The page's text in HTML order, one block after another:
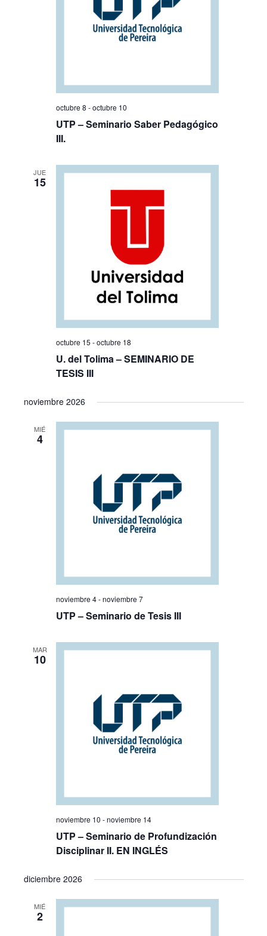
UTP – Seminario Saber Pedagógico
III.
octubre 8 -octubre 10
JUE
15
U. del Tolima – SEMINARIO DE
TESIS III
octubre 15 -octubre 18
noviembre 2026
MIÉ
4
UTP – Seminario de Tesis III
noviembre 4-noviembre 7
MAR
10
UTP – Seminario de Profundización
Disciplinar II. EN INGLÉS
noviembre 10 -noviembre 14
diciembre 2026
MIÉ
2